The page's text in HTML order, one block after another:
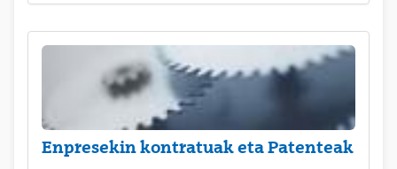
Enpresekin kontratuak eta Patenteak